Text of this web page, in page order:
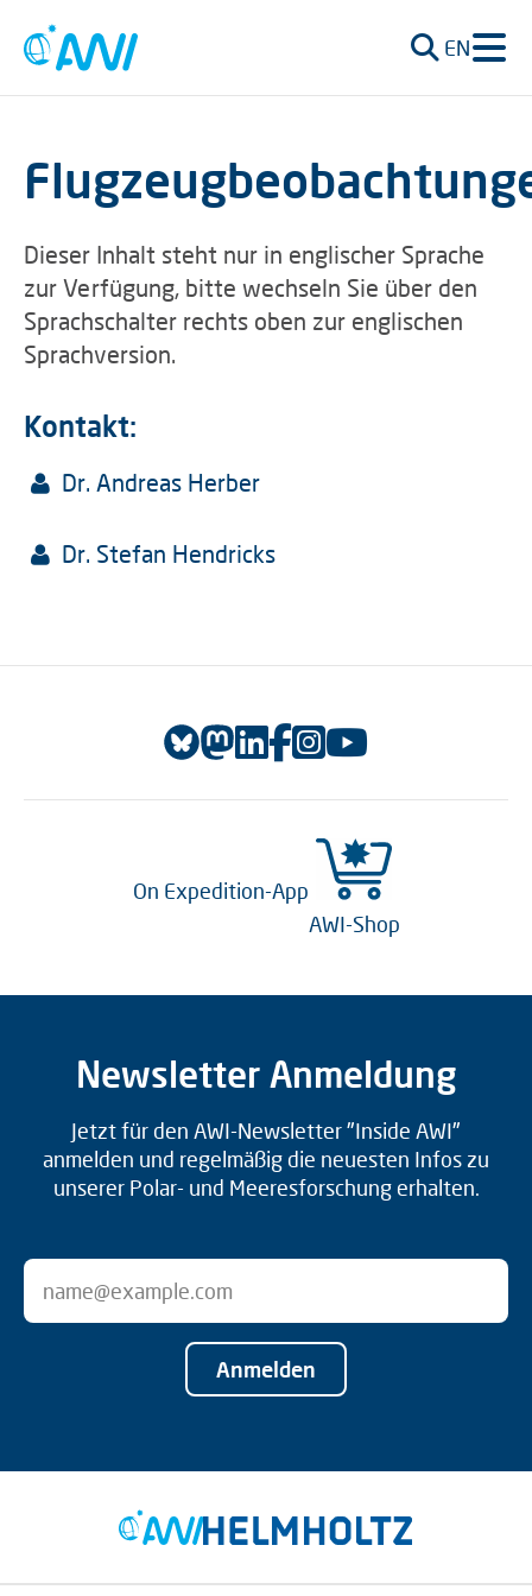
EN
Dieser Inhalt steht nur in englischer Sprache
zur Verfügung, bitte wechseln Sie über den
Sprachschalter rechts oben zur englischen
Sprachversion.
Kontakt:
Dr. Andreas Herber
Dr. Stefan Hendricks
On Expedition-App
AWI-Shop
Newsletter Anmeldung
Jetzt für den AWI-Newsletter "Inside AWI"
anmelden und regelmäßig die neuesten Infos zu
unserer Polar- und Meeresforschung erhalten.
Anmelden